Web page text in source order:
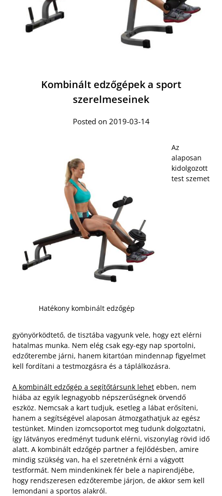
Kombinált edzőgépek a sport
szerelmeseinek
Posted on 2019-03-14
Hatékony kombinált edzőgép
Az
alaposan
kidolgozott
test szemet
gyönyörködtető, de tisztába vagyunk vele, hogy ezt elérni
hatalmas munka. Nem elég csak egy-egy nap sportolni,
edzőterembe járni, hanem kitartóan mindennap figyelmet
kell fordítani a testmozgásra és a táplálkozásra.
A kombinált edzőgép a segítőtársunk lehet ebben, nem
hiába az egyik legnagyobb népszerűségnek örvendő
eszköz. Nemcsak a kart tudjuk, esetleg a lábat erősíteni,
hanem a segítségével alaposan átmozgathatjuk az egész
testünket. Minden izomcsoportot meg tudunk dolgoztatni,
így látványos eredményt tudunk elérni, viszonylag rövid idő
alatt. A kombinált edzőgép partner a fejlődésben, amire
mindig szükség van, ha el szeretnénk érni a vágyott
testformát. Nem mindenkinek fér bele a napirendjébe,
hogy rendszeresen edzőterembe járjon, de akkor sem kell
lemondani a sportos alakról.